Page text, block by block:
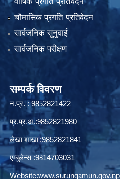
वार्षिक प्रगति प्रतिवेदन
चौमासिक प्रगति प्रतिवेदन
सार्वजनिक सुनुवाई
सार्वजनिक परीक्षण
सम्पर्क विवरण
न.प्र. : 9852821422
प्र.प्र.अ.:9852821980
लेखा शाखा :9852821841
एम्बुलेन्स :9814703031
Website:www.surungamun.gov.np